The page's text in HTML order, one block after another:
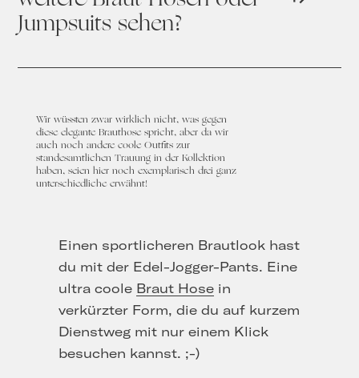
Jumpsuits sehen?
Wir wüssten zwar wirklich nicht, was gegen
diese elegante Brauthose spricht, aber da wir
auch noch andere coole Outfits zur
standesamtlichen Trauung in der Kollektion
haben, seien hier noch exemplarisch drei ganz
unterschiedliche erwähnt!
Einen sportlicheren Brautlook hast
du mit der Edel-Jogger-Pants. Eine
ultra coole Braut Hosein
verkürzter Form, die du auf kurzem
Dienstweg mit nur einem Klick
besuchen kannst. ;-)